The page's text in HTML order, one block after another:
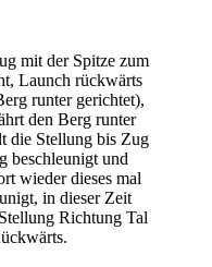
mit der Spitze zum
Launch rückwärts
runter gerichtet),
den Berg runter
die Stellung bis Zug
beschleunigt und
wieder dieses mal
in dieser Zeit
Richtung Tal